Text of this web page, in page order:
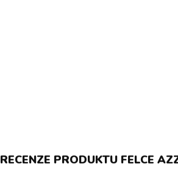
RECENZE PRODUKTU FELCE